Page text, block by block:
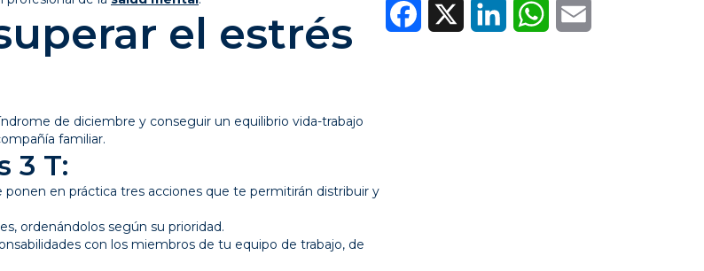
el estrés
de diciembre y conseguir un equilibrio vida-trabajo
familiar.
3 T:
ponen en práctica tres acciones que te permitirán distribuir y
ordenándolos según su prioridad.
con los miembros de tu equipo de trabajo, de
Facebook LinkedInWhatsApp